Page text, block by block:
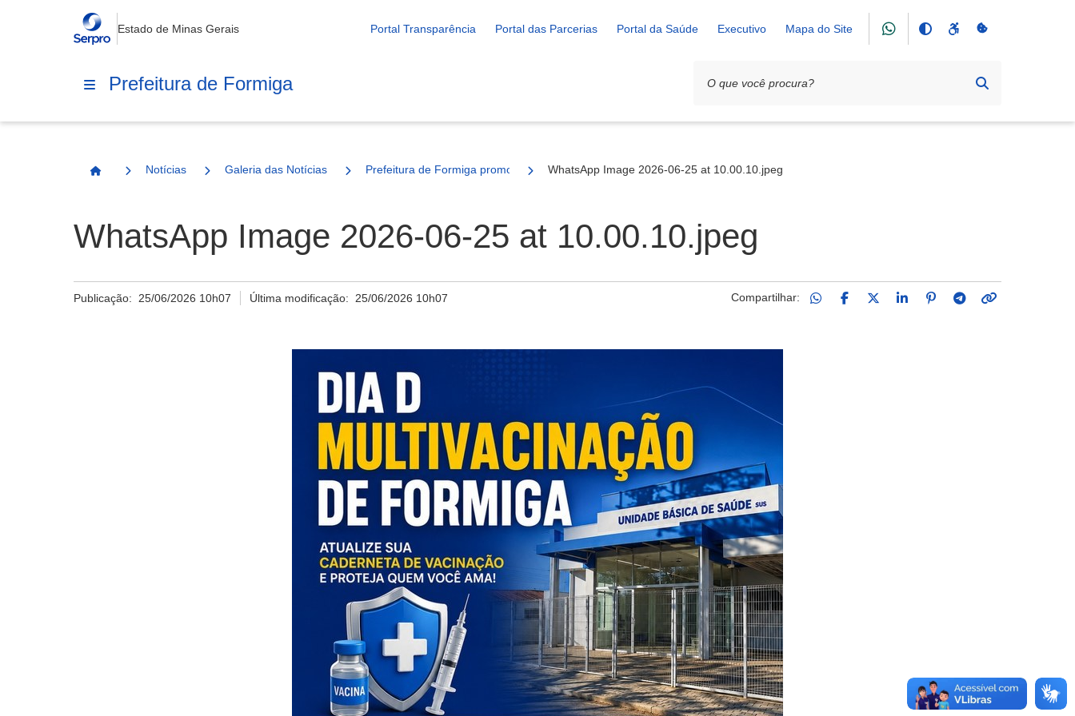
Estado de Minas Gerais Portal Transparência Portal das Parcerias Portal da Saúde Executivo Mapa do Site
Prefeitura de Formiga
Página Inicial
Notícias Galeria das Notícias Prefeitura de Formiga promove Dia D de Vacinação neste sábado (27)
WhatsApp Image 2026-06-25 at 10.00.10.jpeg
WhatsApp Image 2026-06-25 at 10.00.10.jpeg
Publicação: 25/06/2026 10h07 Última modificação: 25/06/2026 10h07 Compartilhar: